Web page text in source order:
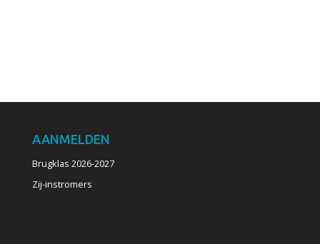
AANMELDEN
Brugklas 2026-2027
Zij-instromers